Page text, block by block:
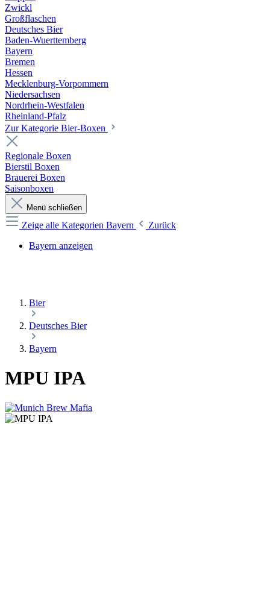
Zwickl
Großflaschen
Deutsches Bier
Baden-Wuerttemberg
Bayern
Bremen
Hessen
Mecklenburg-Vorpommern
Niedersachsen
Nordrhein-Westfalen
Rheinland-Pfalz
Zur Kategorie Bier-Boxen
Regionale Boxen
Bierstil Boxen
Brauerei Boxen
Saisonboxen
Menü schließen
Zeige alle Kategorien Bayern
Zurück
Bayern anzeigen
Bier
Deutsches Bier
Bayern
MPU IPA